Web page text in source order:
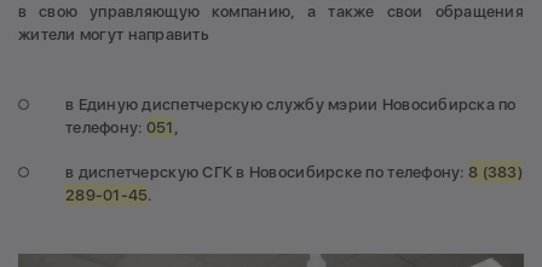
в свою управляющую компанию, а также свои обращения
жители могут направить
в Единую диспетчерскую службу мэрии Новосибирска по
телефону: 051 ,
в диспетчерскую СГК в Новосибирске по телефону: 8 (383)
289-01-45.